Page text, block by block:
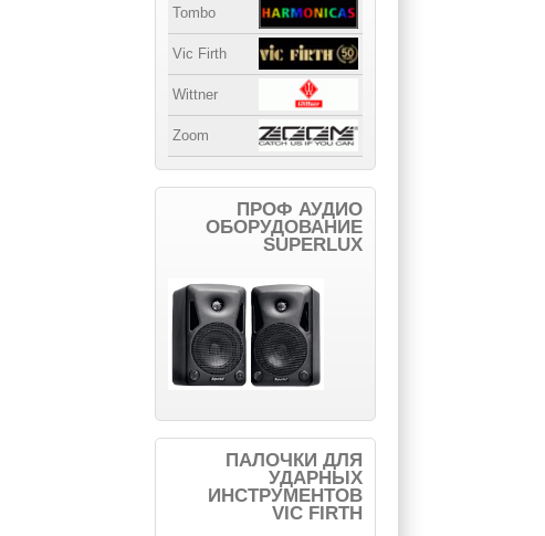
Tombo
Vic Firth
Wittner
Zoom
ПРОФ АУДИО
ОБОРУДОВАНИЕ
SUPERLUX
ПАЛОЧКИ ДЛЯ
УДАРНЫХ
ИНСТРУМЕНТОВ
VIC FIRTH